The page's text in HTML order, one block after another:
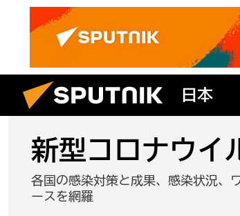
日本
新型コロナウイ
各国の感染対策と成果、感染状況、
ースを網羅